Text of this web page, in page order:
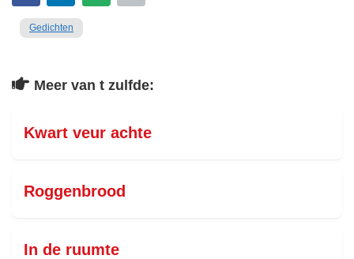
Gedichten
Meer van t zulfde:
Kwart veur achte
Roggenbrood
In de ruumte